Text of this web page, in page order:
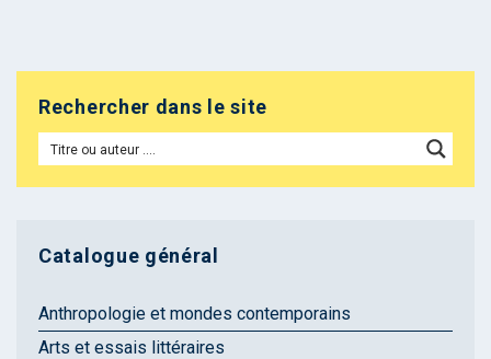
Rechercher dans le site
Catalogue général
Anthropologie et mondes contemporains
Arts et essais littéraires